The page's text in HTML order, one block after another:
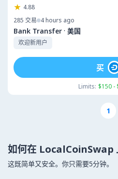
4.88
285 交易 4 hours ago
Bank Transfer · 美国
欢迎新用户
Limits: $150 -
买
1
如何在 LocalCoinSwap
这既简单又安全。你只需要5分钟。